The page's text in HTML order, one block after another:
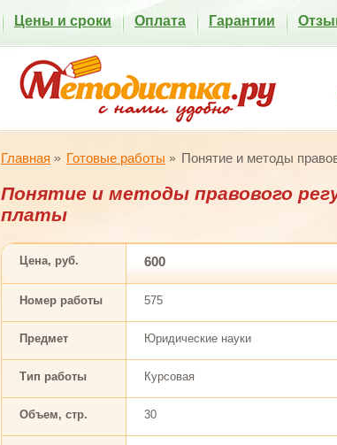
Цены и сроки Оплата Гарантии
Главная Готовые работы Понятие и методы
Понятие и методы правового
платы
Цена, руб. 600
Номер работы 575
Предмет Юридические науки
Тип работы Курсовая
Объем, стр. 30